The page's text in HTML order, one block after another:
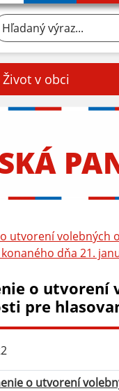
výraz...
Život v obci
utvorení volebných
dňa 21.
o utvorení
pre
o utvorení